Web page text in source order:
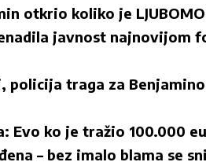
otkrio koliko je
javnost najnovijom
policija traga za
ko je tražio 100.000
– bez imalo blama se